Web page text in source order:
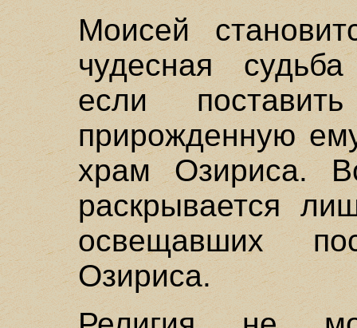
Моисей
чудесная
если
прирожденную
храм Озириса.
раскрывается
освещавших
Озириса.